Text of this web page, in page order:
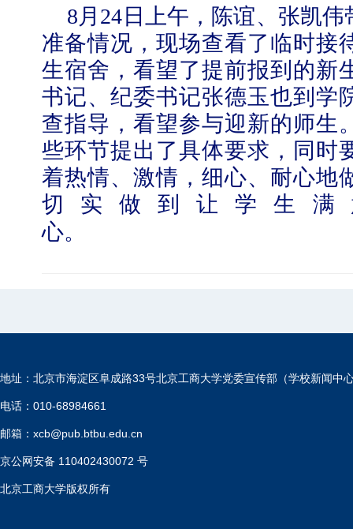
8月 24 日
上午，陈谊、张凯
准备情况，现场查看了临时接
生宿舍，看望了提前报到的新
书记、纪委书记张德玉也到学
查指导，看望参与迎新的师生
些环节提出了具体要求，同时
着热情、激情，细心、耐心地
切实做到让学生满
心。
地址：北京市海淀区阜成路33号北京工商大学党委宣传部（学校新闻中
电话：010-68984661
邮箱：xcb@pub.btbu.edu.cn
京公网安备 110402430072 号
北京工商大学版权所有